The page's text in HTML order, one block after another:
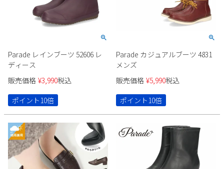
Parade レインブーツ 52606 レ
ディース
販売価格 ¥3,990税込
ポイント10倍
Parade カジュアルブーツ 4831
メンズ
販売価格 ¥5,990税込
ポイント10倍